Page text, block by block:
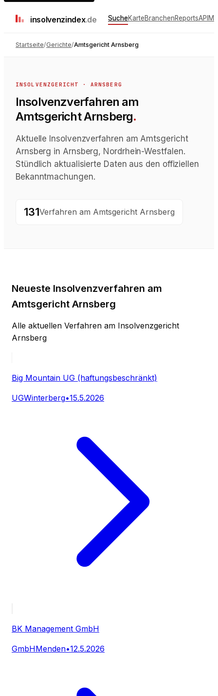
insolvenzindex.de SucheKarteBranchenReportsAPI
Startseite/Gerichte/Amtsgericht Arnsberg
INSOLVENZGERICHT · ARNSBERG
Insolvenzverfahrenam
Amtsgericht Arnsberg.
Aktuelle Insolvenzverfahren am Amtsgericht
Arnsberg in Arnsberg, Nordrhein-Westfalen.
Stündlich aktualisierte Daten aus den offiziellen
Bekanntmachungen.
131Verfahren am Amtsgericht Arnsberg
Neueste Insolvenzverfahren am
Amtsgericht Arnsberg
Alle aktuellen Verfahren am Insolvenzgericht
Arnsberg
Big Mountain UG (haftungsbeschränkt)
UGWinterberg•15.5.2026
BK Management GmbH
GmbHMenden•12.5.2026